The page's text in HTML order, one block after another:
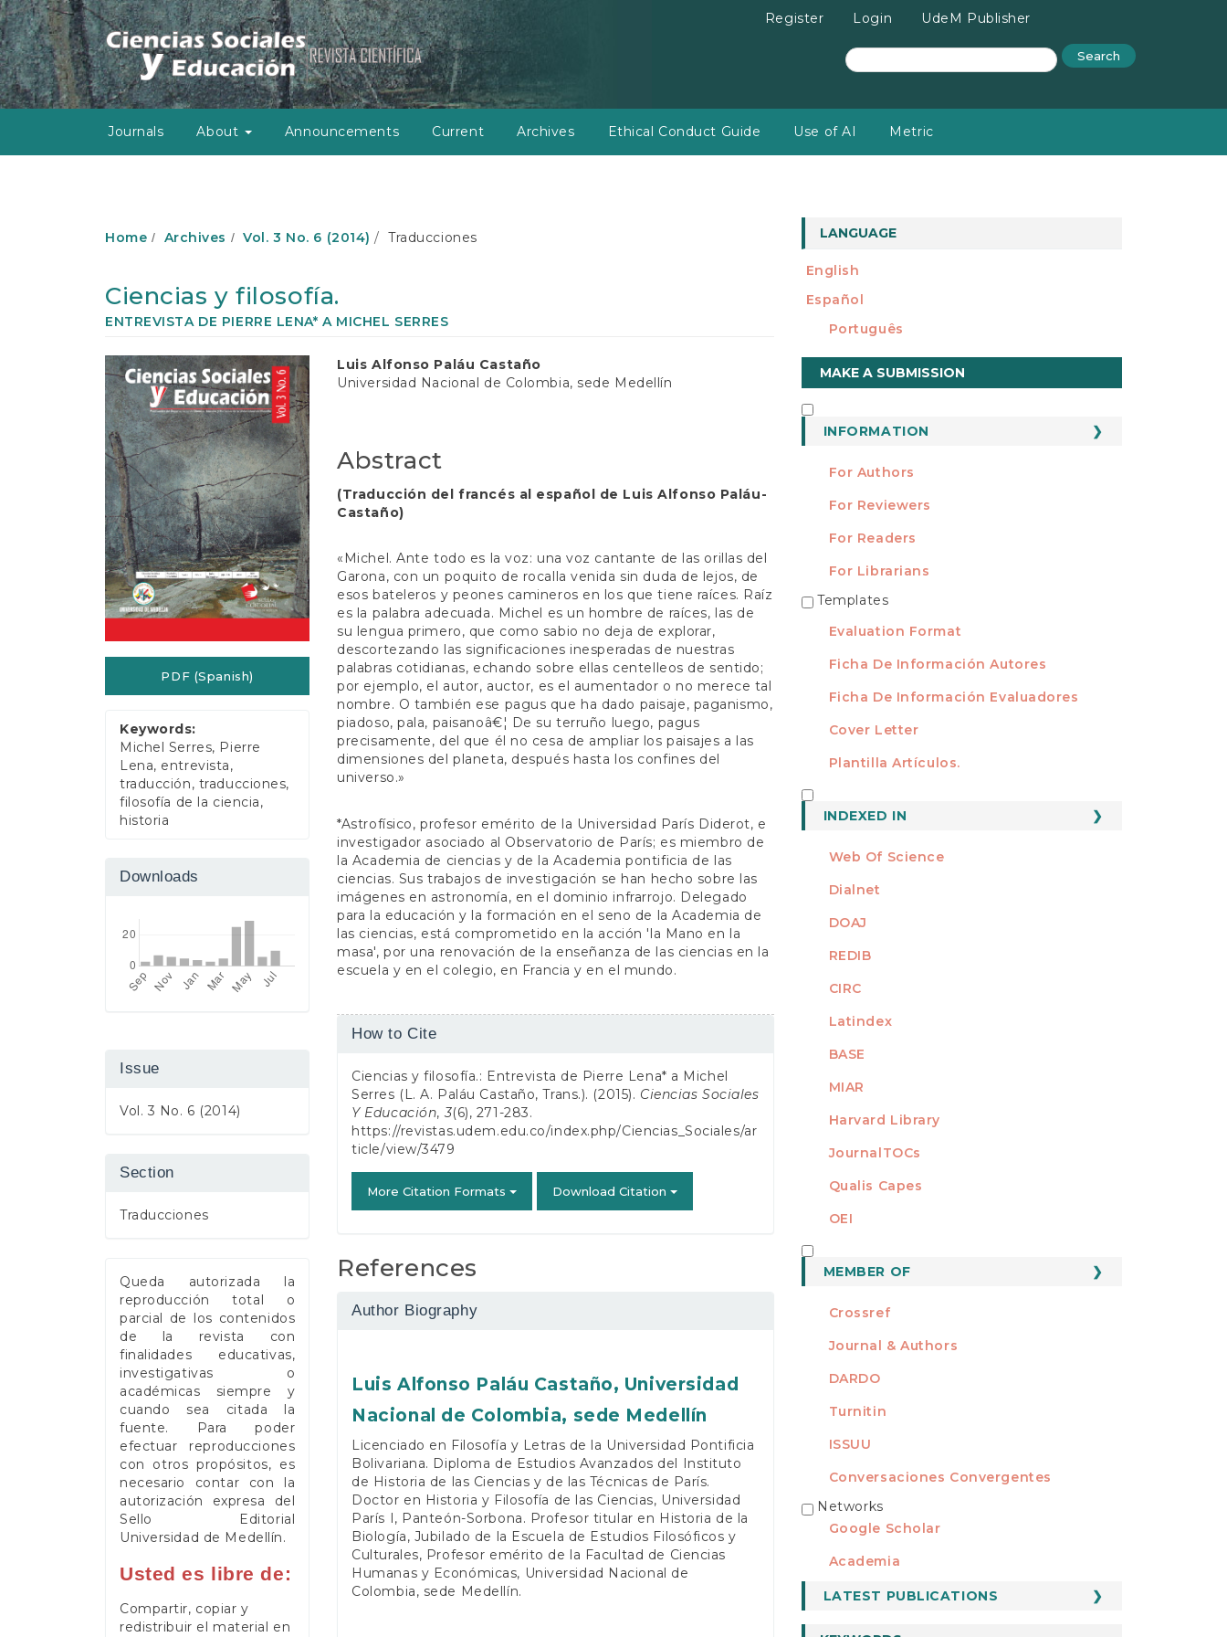
M
a
i
n
N
a
g
Register Login UdeM Publisher
Journals About Announcements Current Archives Ethical Conduct Guide Use of AI Metric
Search
Home Archives Vol. 3 No. 6 (2014) Traducciones
Ciencias y filosofía.
ENTREVISTA DE PIERRE LENA* A MICHEL SERRES
Article
Sidebar
PDF (Spanish)
Keywords:
Michel Serres, Pierre
Lena, entrevista,
traducción, traducciones,
filosofía de la ciencia,
historia
Downloads
Issue
Vol. 3 No. 6 (2014)
Section
Traducciones
Queda autorizada la
reproducción total o
parcial de los contenidos
de la revista con
finalidades educativas,
investigativas o
académicas siempre y
cuando sea citada la
fuente. Para poder
efectuar reproducciones
con otros propósitos, es
necesario contar con la
autorización expresa del
Sello Editorial
Universidad de Medellín.
Usted es libre de:
Compartir, copiar y
redistribuir el material en
Main
Article
Luis Alfonso Paláu Castaño
Universidad Nacional de Colombia, sede Medellín
Abstract
(Traducción del francés al español de Luis Alfonso Paláu-
Castaño)
«Michel. Ante todo es la voz: una voz cantante de las orillas del
Garona, con un poquito de rocalla venida sin duda de lejos, de
esos bateleros y peones camineros en los que tiene raíces. Raíz
es la palabra adecuada. Michel es un hombre de raíces, las de
su lengua primero, que como sabio no deja de explorar,
descortezando las significaciones inesperadas de nuestras
palabras cotidianas, echando sobre ellas centelleos de sentido;
por ejemplo, el autor, auctor, es el aumentador o no merece tal
nombre. O también ese pagus que ha dado paisaje, paganismo,
piadoso, pala, paisanoâ€¦ De su terruño luego, pagus
precisamente, del que él no cesa de ampliar los paisajes a las
dimensiones del planeta, después hasta los confines del
universo.»
*Astrofísico, profesor emérito de la Universidad París Diderot, e
investigador asociado al Observatorio de París; es miembro de
la Academia de ciencias y de la Academia pontificia de las
ciencias. Sus trabajos de investigación se han hecho sobre las
imágenes en astronomía, en el dominio infrarrojo. Delegado
para la educación y la formación en el seno de la Academia de
las ciencias, está comprometido en la acción 'la Mano en la
masa', por una renovación de la enseñanza de las ciencias en la
escuela y en el colegio, en Francia y en el mundo.
Article
How to Cite
Ciencias y filosofía.: Entrevista de Pierre Lena* a Michel
Serres (L. A. Paláu Castaño, Trans.). (2015). Ciencias Sociales
Y Educación, 3(6), 271-283.
https://revistas.udem.edu.co/index.php/Ciencias_Sociales/ar
ticle/view/3479
More Citation Formats Download Citation
References
Author Biography
Luis Alfonso Paláu Castaño, Universidad
Nacional de Colombia, sede Medellín
Licenciado en Filosofía y Letras de la Universidad Pontificia
Bolivariana. Diploma de Estudios Avanzados del Instituto
de Historia de las Ciencias y de las Técnicas de París.
Doctor en Historia y Filosofía de las Ciencias, Universidad
París I, Panteón-Sorbona. Profesor titular en Historia de la
Biología, Jubilado de la Escuela de Estudios Filosóficos y
Culturales, Profesor emérito de la Facultad de Ciencias
Humanas y Económicas, Universidad Nacional de
Colombia, sede Medellín.
LANGUAGE
English
Español
Português
Make
a
Submission
MAKE A SUBMISSION
INFORMATION
For Authors
For Reviewers
For Readers
For Librarians
TEMPLATES
Templates
Evaluation Format
Ficha De Información Autores
Ficha De Información Evaluadores
Cover Letter
Plantilla Artículos.
INDEXED IN
Web Of Science
Dialnet
DOAJ
REDIB
CIRC
Latindex
BASE
MIAR
Harvard Library
JournalTOCs
Qualis Capes
OEI
MEMBER OF
Crossref
Journal & Authors
DARDO
Turnitin
ISSUU
Conversaciones Convergentes
REDES
Networks
Google Scholar
Academia
LATEST PUBLICATIONS